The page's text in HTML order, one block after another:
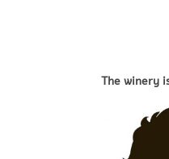
The winery